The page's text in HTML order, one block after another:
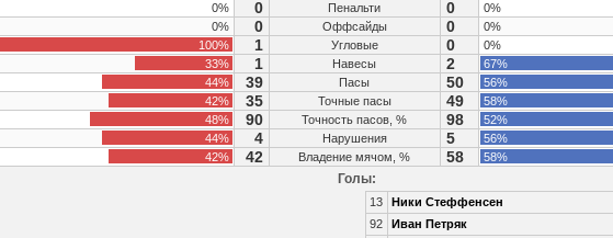
0%
0 Пенальти 0
0%
0%
0 Оффсайды 0
0%
100%
1 Угловые 0
0%
33%
1 Навесы 2
67%
44%
39 Пасы 50
56%
42%
35 Точные пасы 49
58%
48%
90 Точность пасов, % 98
52%
44%
4 Нарушения 5
56%
42%
42 Владение мячом, % 58 58%
Голы:
13 Ники Стеффенсен
92
Иван Петряк